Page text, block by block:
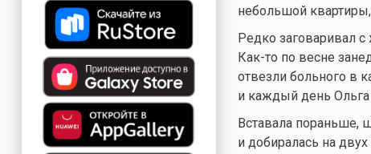
небольшой
Редко заговаривал
Как-то по весне
отвезли больного в
и каждый день
Вставала пораньше,
и добиралась на